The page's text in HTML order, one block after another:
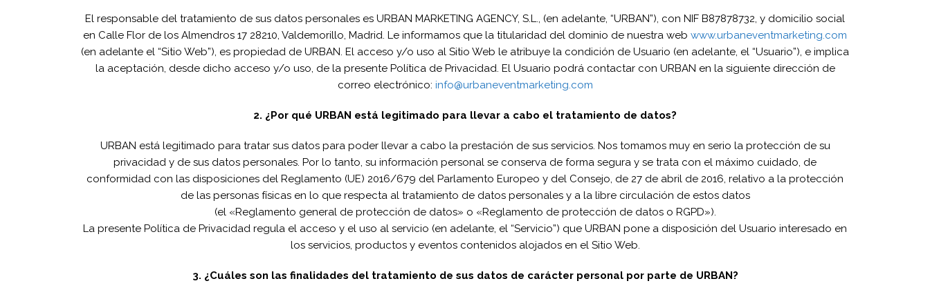
El responsable del tratamiento de sus datos personales es URBAN MARKETING AGENCY, S.L., (en adelante, “URBAN”), con NIF B87878732, y domicilio social
en Calle Flor de los Almendros 17 28210, Valdemorillo, Madrid. Le informamos que la titularidad del dominio de nuestra web www.urbaneventmarketing.com
(en adelante el “Sitio Web”), es propiedad de URBAN. El acceso y/o uso al Sitio Web le atribuye la condición de Usuario (en adelante, el “Usuario”), e implica
la aceptación, desde dicho acceso y/o uso, de la presente Política de Privacidad. El Usuario podrá contactar con URBAN en la siguiente dirección de
correo electrónico: info@urbaneventmarketing.com
2. ¿Por qué URBAN está legitimado para llevar a cabo el tratamiento de datos?
URBAN está legitimado para tratar sus datos para poder llevar a cabo la prestación de sus servicios. Nos tomamos muy en serio la protección de su
privacidad y de sus datos personales. Por lo tanto, su información personal se conserva de forma segura y se trata con el máximo cuidado, de
conformidad con las disposiciones del Reglamento (UE) 2016/679 del Parlamento Europeo y del Consejo, de 27 de abril de 2016, relativo a la protección
de las personas físicas en lo que respecta al tratamiento de datos personales y a la libre circulación de estos datos
(el «Reglamento general de protección de datos» o «Reglamento de protección de datos o RGPD»).
La presente Política de Privacidad regula el acceso y el uso al servicio (en adelante, el “Servicio”) que URBAN pone a disposición del Usuario interesado en
los servicios, productos y eventos contenidos alojados en el Sitio Web.
3. ¿Cuáles son las finalidades del tratamiento de sus datos de carácter personal por parte de URBAN?